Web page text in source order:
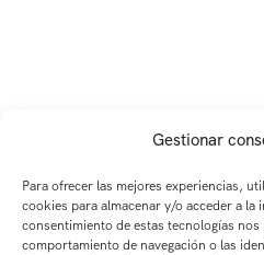
Gestionar
Para ofrecer las mejores experiencias,
cookies para almacenar y/o acceder a
consentimiento de estas tecnologías
comportamiento de navegación o las